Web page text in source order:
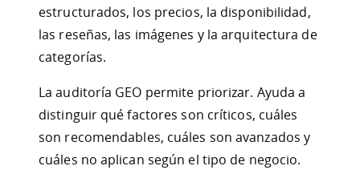
estructurados, los precios, la disponibilidad,
las reseñas, las imágenes y la arquitectura de
categorías.
La auditoría GEO permite priorizar. Ayuda a
distinguir qué factores son críticos, cuáles
son recomendables, cuáles son avanzados y
cuáles no aplican según el tipo de negocio.